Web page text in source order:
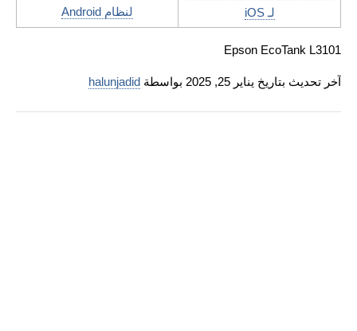
لـ iOS
لنظام Android
Epson EcoTank L3101
آخر تحديث بتاريخ يناير 25, 2025 بواسطة halunjadid